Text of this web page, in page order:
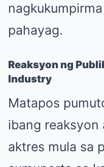
pahayag.
Reaksyon ng
Industry
Matapos
ibang reaksyon
aktres mula sa